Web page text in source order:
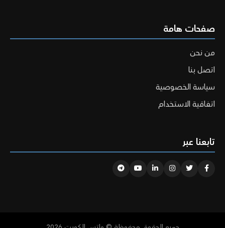
صفحات هامة
من نحن
اتصل بنا
سياسة الخصوصية
اتفاقية الاستخدام
تابعنا عبر
Facebook
Twitter
Instagram
Linkedin
Youtube
Telegram